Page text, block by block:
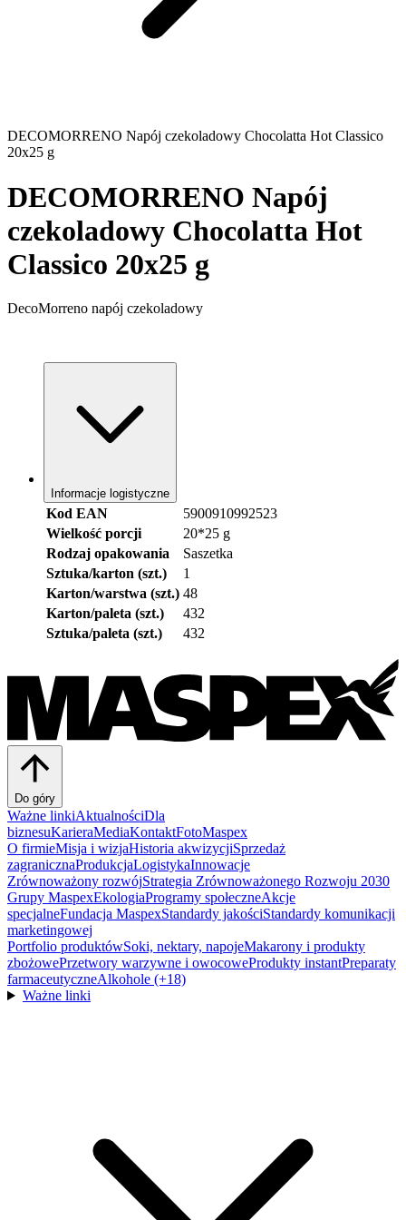
DECOMORRENO Napój czekoladowy Chocolatta Hot Classico
20x25 g
DECOMORRENO Napój
czekoladowy Chocolatta Hot
Classico 20x25 g
DecoMorreno napój czekoladowy
Informacje logistyczne
Kod EAN
5900910992523
Wielkość porcji
20*25 g
Rodzaj opakowania
Saszetka
Sztuka/karton (szt.)
1
Karton/warstwa (szt.) 48
Karton/paleta (szt.)
432
Sztuka/paleta (szt.)
432
Do góry
Ważne linkiAktualnościDla
biznesuKarieraMediaKontaktFotoMaspex
O firmieMisja i wizjaHistoria akwizycjiSprzedaż
zagranicznaProdukcjaLogistykaInnowacje
Zrównoważony rozwójStrategia Zrównoważonego Rozwoju 2030
Grupy MaspexEkologiaProgramy społeczneAkcje
specjalneFundacja MaspexStandardy jakościStandardy komunikacji
marketingowej
Portfolio produktówSoki, nektary, napojeMakarony i produkty
zbożowePrzetwory warzywne i owocoweProdukty instantPreparaty
farmaceutyczneAlkohole (+18)
Ważne linki